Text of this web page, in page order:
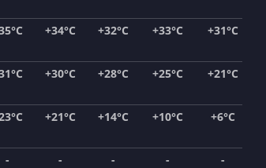
+34°C +32°C +33°C
+31°C
+30°C +28°C +25°C
+21°C
+21°C +14°C +10°C
+6°C
- - - -
-